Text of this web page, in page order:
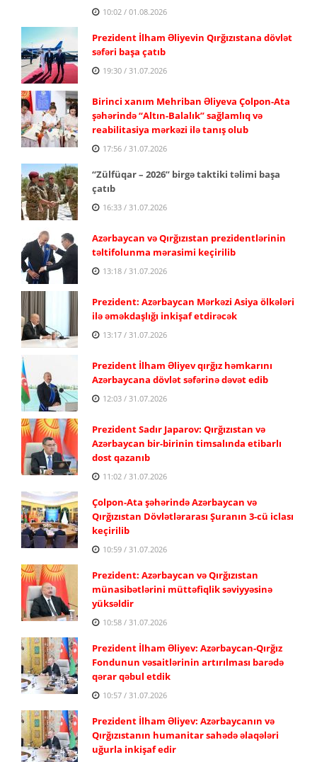
10:02 / 01.08.2026
Prezident İlham Əliyevin Qırğızıstana dövlət
səfəri başa çatıb
19:30 / 31.07.2026
Birinci xanım Mehriban Əliyeva Çolpon-Ata
şəhərində “Altın-Balalık” sağlamlıq və
reabilitasiya mərkəzi ilə tanış olub
17:56 / 31.07.2026
“Zülfüqar – 2026” birgə taktiki təlimi başa
çatıb
16:33 / 31.07.2026
Azərbaycan və Qırğızıstan prezidentlərinin
təltifolunma mərasimi keçirilib
13:18 / 31.07.2026
Prezident: Azərbaycan Mərkəzi Asiya ölkələri
ilə əməkdaşlığı inkişaf etdirəcək
13:17 / 31.07.2026
Prezident İlham Əliyev qırğız həmkarını
Azərbaycana dövlət səfərinə dəvət edib
12:03 / 31.07.2026
Prezident Sadır Japarov: Qırğızıstan və
Azərbaycan bir-birinin timsalında etibarlı
dost qazanıb
11:02 / 31.07.2026
Çolpon-Ata şəhərində Azərbaycan və
Qırğızıstan Dövlətlərarası Şuranın 3-cü iclası
keçirilib
10:59 / 31.07.2026
Prezident: Azərbaycan və Qırğızıstan
münasibətlərini müttəfiqlik səviyyəsinə
yüksəldir
10:58 / 31.07.2026
Prezident İlham Əliyev: Azərbaycan-Qırğız
Fondunun vəsaitlərinin artırılması barədə
qərar qəbul etdik
10:57 / 31.07.2026
Prezident İlham Əliyev: Azərbaycanın və
Qırğızıstanın humanitar sahədə əlaqələri
uğurla inkişaf edir